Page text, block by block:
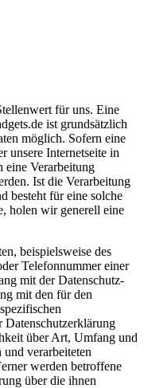
für uns. Eine
ist grundsätzlich
möglich. Sofern eine
unsere Internetseite in
eine Verarbeitung
Ist die Verarbeitung
besteht für eine solche
holen wir generell eine
beispielsweise des
Telefonnummer einer
mit der Datenschutz-
mit den für den
Datenschutzerklärung
über Art, Umfang und
verarbeiteten
werden betroffene
über die ihnen